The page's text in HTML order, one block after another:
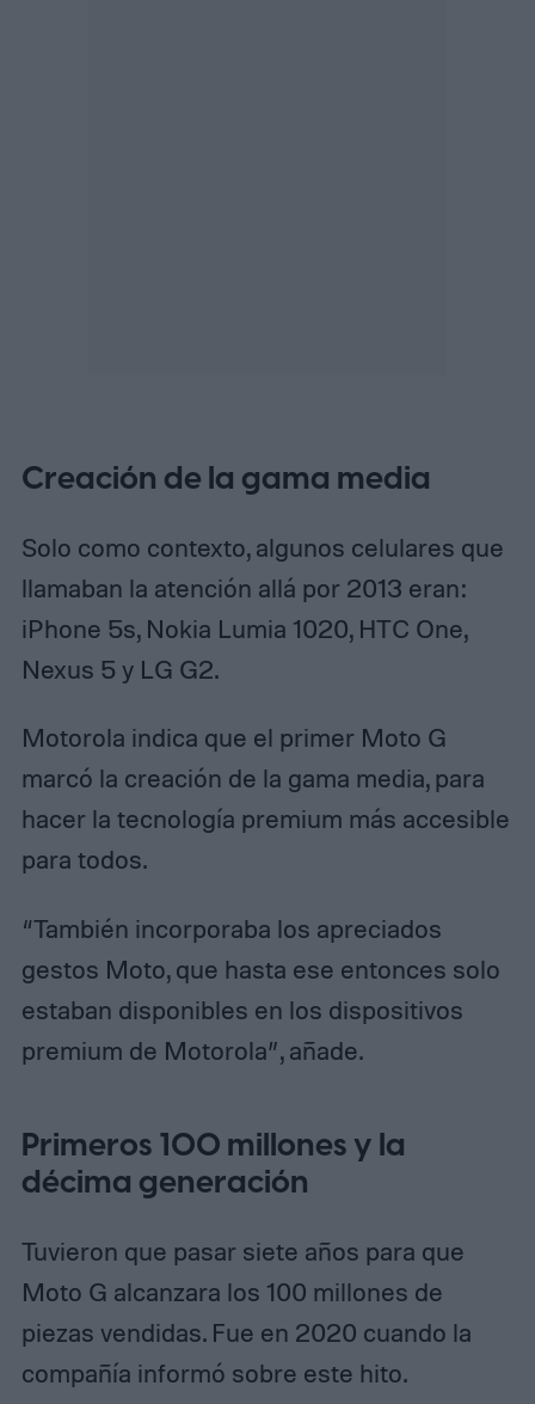
Creación de la gama media
Solo como contexto, algunos celulares que
llamaban la atención allá por 2013 eran:
iPhone 5s, Nokia Lumia 1020, HTC One,
Nexus 5 y LG G2.
Motorola indica que el primer Moto G
marcó la creación de la gama media, para
hacer la tecnología premium más accesible
para todos.
“También incorporaba los apreciados
gestos Moto, que hasta ese entonces solo
estaban disponibles en los dispositivos
premium de Motorola”, añade.
Primeros 100 millones y la
décima generación
Tuvieron que pasar siete años para que
Moto G alcanzara los 100 millones de
piezas vendidas. Fue en 2020 cuando la
compañía informó sobre este hito.